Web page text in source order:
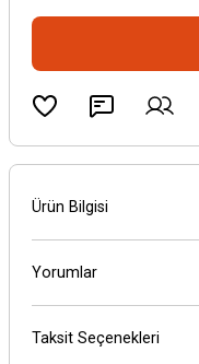
Ürün Bilgisi
Yorumlar
Taksit Seçenekleri